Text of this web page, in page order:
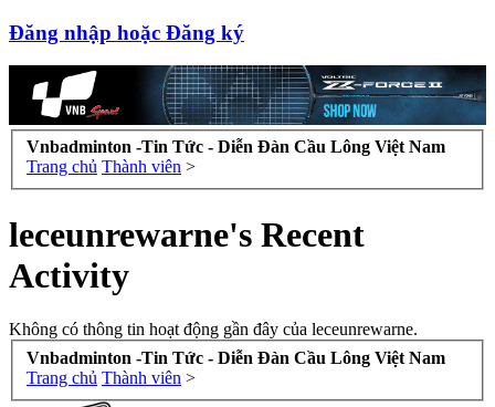
Đăng nhập hoặc Đăng ký
Vnbadminton -Tin Tức - Diễn Đàn Cầu Lông Việt Nam
Trang chủ Thành viên >
leceunrewarne's Recent
Activity
Không có thông tin hoạt động gần đây của leceunrewarne.
Vnbadminton -Tin Tức - Diễn Đàn Cầu Lông Việt Nam
Trang chủ Thành viên >